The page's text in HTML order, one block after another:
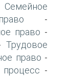
Семейное
-
право -
Трудовое
право -
-